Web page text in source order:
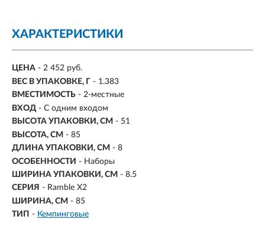
ХАРАКТЕРИСТИКИ
ЦЕНА - 2 452 руб.
ВЕС В УПАКОВКЕ, Г - 1.383
ВМЕСТИМОСТЬ - 2-местные
ВХОД - С одним входом
ВЫСОТА УПАКОВКИ, СМ - 51
ВЫСОТА, СМ - 85
ДЛИНА УПАКОВКИ, СМ - 8
ОСОБЕННОСТИ - Наборы
ШИРИНА УПАКОВКИ, СМ - 8.5
СЕРИЯ - Ramble X2
ШИРИНА, СМ - 85
ТИП - Кемпинговые